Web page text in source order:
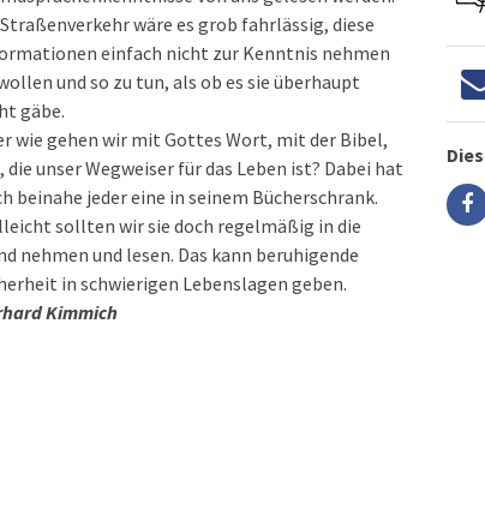
wäre es grob fahrlässig, diese
einfach nicht zur Kenntnis nehmen
und so zu tun, als ob es sie überhaupt
gäbe.
wie gehen wir mit Gottes Wort, mit der Bibel,
die unser Wegweiser für das Leben ist? Dabei hat
beinahe jeder eine in seinem Bücherschrank.
sollten wir sie doch regelmäßig in die
nehmen und lesen. Das kann beruhigende
in schwierigen Lebenslagen geben.
Kimmich